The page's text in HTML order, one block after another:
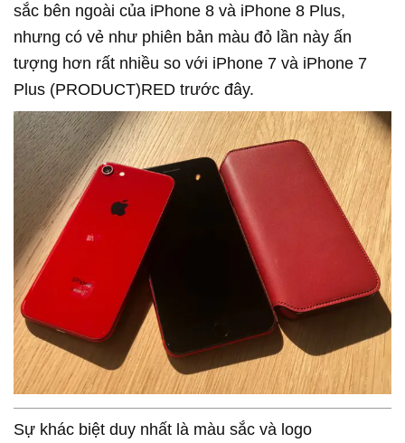
sắc bên ngoài của iPhone 8 và iPhone 8 Plus,
nhưng có vẻ như phiên bản màu đỏ lần này ấn
tượng hơn rất nhiều so với iPhone 7 và iPhone 7
Plus (PRODUCT)RED trước đây.
Sự khác biệt duy nhất là màu sắc và logo